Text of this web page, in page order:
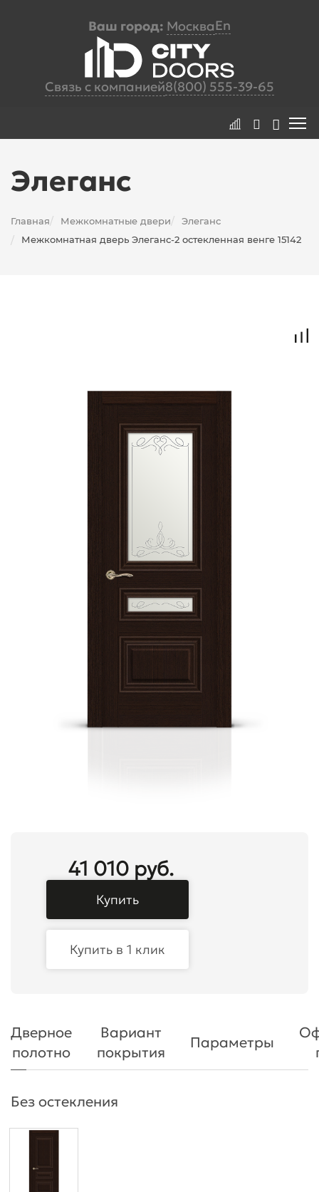
Ваш город: МоскваEn
Связь с компанией8(800) 555-39-65
Элеганс
Главная/ Межкомнатные двери/ Элеганс
/ Межкомнатная дверь Элеганс-2 остекленная венге 15142
41 010 руб.
Купить
Купить в 1 клик
Дверное
полотно
Вариант
покрытия
Параметры
Без остекления